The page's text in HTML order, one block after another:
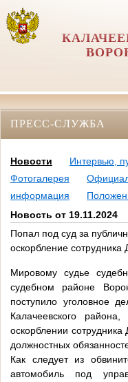
ПРЕСС-СЛУЖБА
Новости
Интервью,
Фотогалерея
информация
Новость от 19.11.2024
Попал под суд за
оскорбление сотрудника
Мировому судье
судебном районе
поступило уголовное
Калачеевского
оскорблении
должностных
Как следует из
автомобиль под